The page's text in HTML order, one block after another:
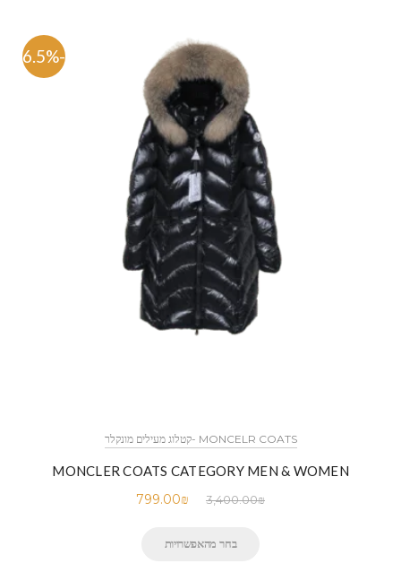
-76.5%
MONCELR COATS -קטלוג מעילים מונקלר
MONCLER COATS CATEGORY MEN & WOMEN
3,400.00₪
799.00₪
בחר מהאפשרויות